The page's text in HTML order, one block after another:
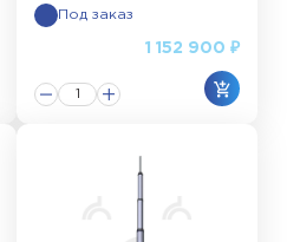
Под заказ
1 152 900 ₽